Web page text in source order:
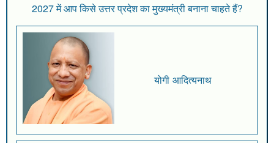
2027 में आप किसे उत्तर प्रदेश का मुख्यमंत्री बनाना चाहते हैं?
योगी आदित्यनाथ